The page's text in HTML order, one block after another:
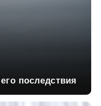
последствия